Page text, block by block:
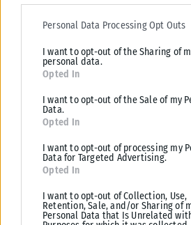
Please note that this website/app uses
services and may gather and store
deny consent to Google and its third-
for below specified purposes in below
Personal Data Processing Opt Outs
I want to opt-out of the Sharing of
personal data.
Opted In
I want to opt-out of the Sale of my
Data.
Opted In
I want to opt-out of processing my
Data for Targeted Advertising.
Opted In
I want to opt-out of Collection, Use,
Retention, Sale, and/or Sharing of
Personal Data that Is Unrelated